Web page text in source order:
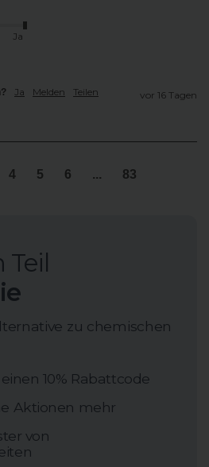
Ja
Ja Melden Teilen vor 16 Tagen
4 5 6 ... 83
Teil
zu chemischen
10% Rabattcode
Aktionen mehr
von